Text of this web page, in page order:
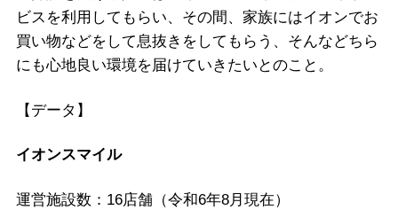
ビスを利用してもらい、その間、家族にはイオンでお
買い物などをして息抜きをしてもらう、そんなどちら
にも心地良い環境を届けていきたいとのこと。
【データ】
イオンスマイル
運営施設数：16店舗（令和6年8月現在）